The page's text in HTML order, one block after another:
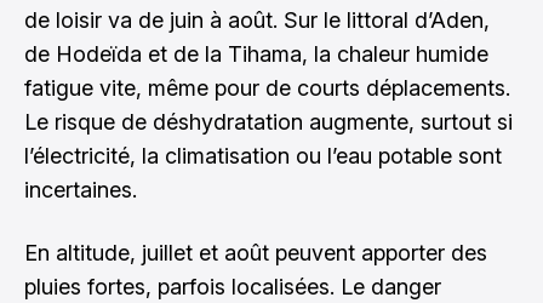
de loisir va de juin à août. Sur le littoral d’Aden,
de Hodeïda et de la Tihama, la chaleur humide
fatigue vite, même pour de courts déplacements.
Le risque de déshydratation augmente, surtout si
l’électricité, la climatisation ou l’eau potable sont
incertaines.
En altitude, juillet et août peuvent apporter des
pluies fortes, parfois localisées. Le danger